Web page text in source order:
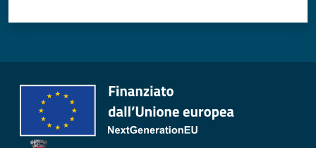
Seguici